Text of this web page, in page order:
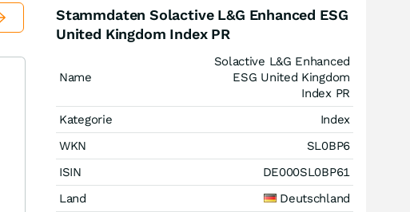
Stammdaten Solactive L&G Enhanced ESG
United Kingdom Index PR
Name
Solactive L&G Enhanced
ESG United Kingdom
Index PR
Kategorie
Index
WKN
SL0BP6
ISIN
DE000SL0BP61
Land
Deutschland